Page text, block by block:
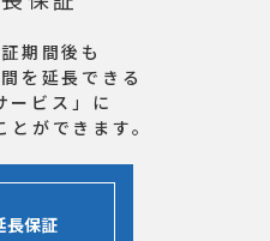
期間後も
を延長できる
ービス」に
ができます。
長保証